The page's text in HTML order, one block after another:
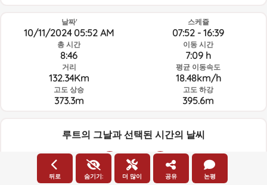
날짜'
10/11/2024 05:52 AM
총 시간
8:46
거리
132.34Km
고도 상승
373.3m
스케쥴
07:52 - 16:39
이동 시간
7:09 h
평균 이동속도
18.48km/h
고도 하강
395.6m
루트의 그날과 선택된 시간의 날씨
05:00
뒤로 숨기기: 더 많이 공유 논평